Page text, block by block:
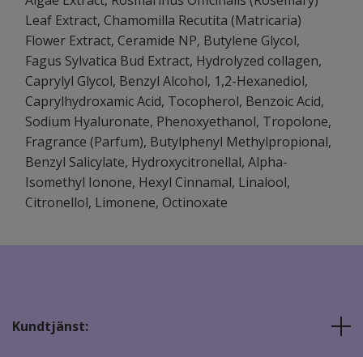
Leaf Extract, Chamomilla Recutita (Matricaria)
Flower Extract, Ceramide NP, Butylene Glycol,
Fagus Sylvatica Bud Extract, Hydrolyzed collagen,
Caprylyl Glycol, Benzyl Alcohol, 1,2-Hexanediol,
Caprylhydroxamic Acid, Tocopherol, Benzoic Acid,
Sodium Hyaluronate, Phenoxyethanol, Tropolone,
Fragrance (Parfum), Butylphenyl Methylpropional,
Benzyl Salicylate, Hydroxycitronellal, Alpha-
Isomethyl Ionone, Hexyl Cinnamal, Linalool,
Citronellol, Limonene, Octinoxate
Kundtjänst: